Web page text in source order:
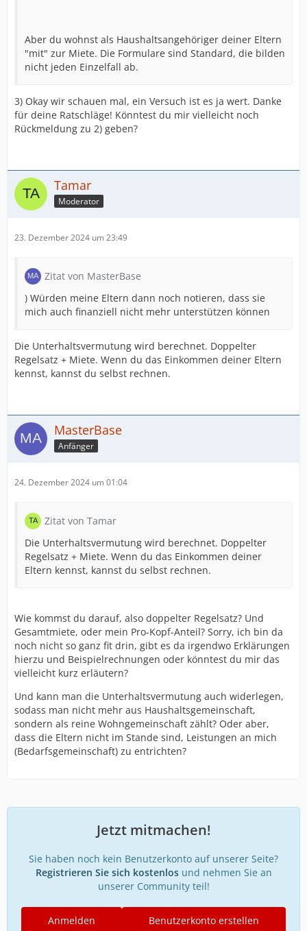
Aber du wohnst als Haushaltsangehöriger deiner Eltern
"mit" zur Miete. Die Formulare sind Standard, die bilden
nicht jeden Einzelfall ab.
3) Okay wir schauen mal, ein Versuch ist es ja wert. Danke
für deine Ratschläge! Könntest du mir vielleicht noch
Rückmeldung zu 2) geben?
Tamar
Moderator
23. Dezember 2024 um 23:49
Zitat von MasterBase
) Würden meine Eltern dann noch notieren, dass sie
mich auch finanziell nicht mehr unterstützen können
Die Unterhaltsvermutung wird berechnet. Doppelter
Regelsatz + Miete. Wenn du das Einkommen deiner Eltern
kennst, kannst du selbst rechnen.
MasterBase
Anfänger
24. Dezember 2024 um 01:04
Zitat von Tamar
Die Unterhaltsvermutung wird berechnet. Doppelter
Regelsatz + Miete. Wenn du das Einkommen deiner
Eltern kennst, kannst du selbst rechnen.
Wie kommst du darauf, also doppelter Regelsatz? Und
Gesamtmiete, oder mein Pro-Kopf-Anteil? Sorry, ich bin da
noch nicht so ganz fit drin, gibt es da irgendwo Erklärungen
hierzu und Beispielrechnungen oder könntest du mir das
vielleicht kurz erläutern?
Und kann man die Unterhaltsvermutung auch widerlegen,
sodass man nicht mehr aus Haushaltsgemeinschaft,
sondern als reine Wohngemeinschaft zählt? Oder aber,
dass die Eltern nicht im Stande sind, Leistungen an mich
(Bedarfsgemeinschaft) zu entrichten?
Jetzt mitmachen!
Sie haben noch kein Benutzerkonto auf unserer Seite?
Registrieren Sie sich kostenlosund nehmen Sie an
unserer Community teil!
Benutzerkonto erstellen
Anmelden